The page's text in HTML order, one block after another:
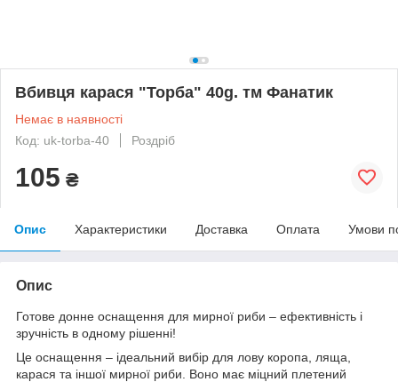
Вбивця карася "Торба" 40g. тм Фанатик
Немає в наявності
Код: uk-torba-40
Роздріб
105 ₴
Опис Характеристики Доставка Оплата Умови
Опис
Готове донне оснащення для мирної риби – ефективність і
зручність в одному рішенні!
Це оснащення – ідеальний вибір для лову коропа, ляща,
карася та іншої мирної риби. Воно має міцний плетений